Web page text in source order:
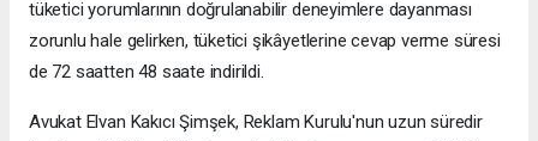
tüketici yorumlarının doğrulanabilir deneyimlere dayanması
zorunlu hale gelirken, tüketici şikâyetlerine cevap verme süresi
de 72 saatten 48 saate indirildi.
Avukat Elvan Kakıcı Şimşek, Reklam Kurulu'nun uzun süredir